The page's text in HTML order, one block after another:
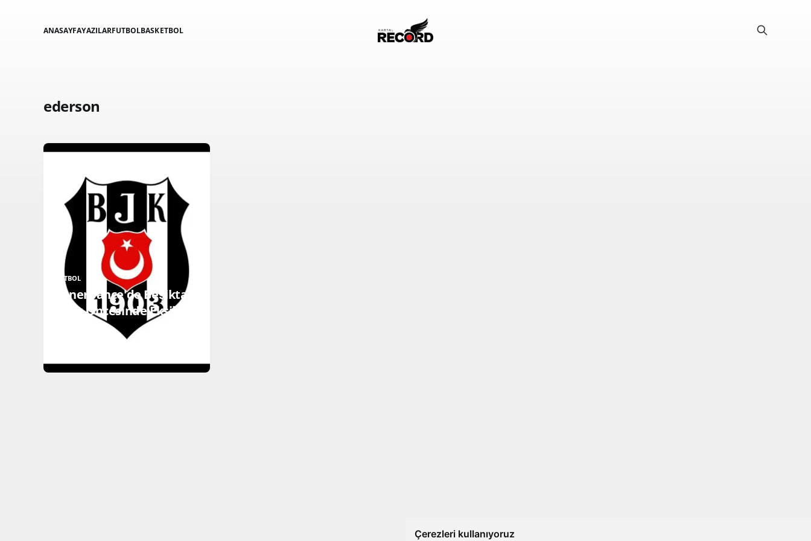
Çerezleri kullanıyoruz
ANASAYFAYAZILARFUTBOLBASKETBOL
ederson
FUTBOL
Fenerbahçe'de Beşiktaş
Maçı Öncesinde Eksikler